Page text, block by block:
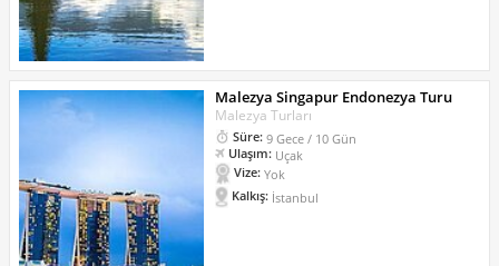
Malezya Singapur Endonezya Turu
Malezya Turları
Süre: 9 Gece / 10 Gün
Ulaşım: Uçak
Vize: Yok
Kalkış: İstanbul